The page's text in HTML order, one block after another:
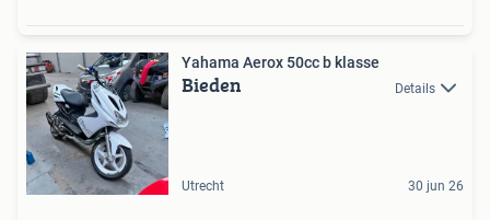
Yahama Aerox 50cc b klasse
Bieden Details
Utrecht 30 jun 26